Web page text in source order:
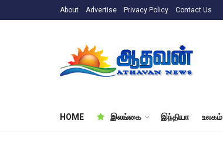
About Advertise Privacy Policy Contact Us
HOME இலங்கை இந்தியா உலகம்